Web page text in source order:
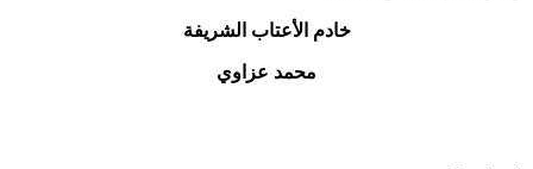
ﺧﺎدم اﻷﻋﺘﺎب اﻟﺸﺮﻳﻔﺔ
محمد عزاوي